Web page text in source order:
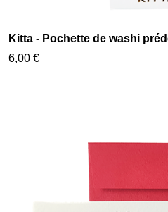
Kitta - Pochette de washi
6,00 €